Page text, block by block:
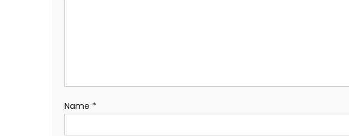
Name *